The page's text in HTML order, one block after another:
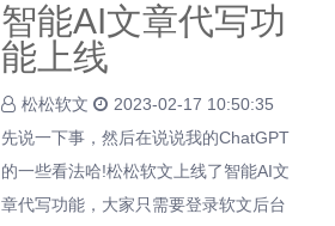
智能AI文章代写功
能上线
松松软文
2023-02-17 10:50:35
先说一下事，然后在说说我的ChatGPT
的一些看法哈!松松软文上线了智能AI文
章代写功能，大家只需要登录软文后台